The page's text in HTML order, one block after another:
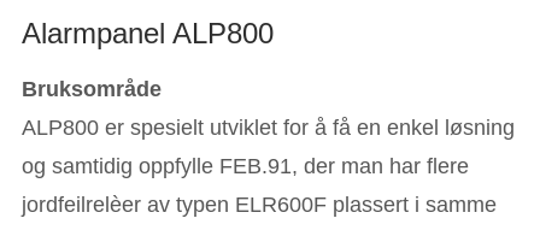
Alarmpanel ALP800
Bruksområde
ALP800 er spesielt utviklet for å få en enkel løsning
og samtidig oppfylle FEB.91, der man har flere
jordfeilrelèer av typen ELR600F plassert i samme